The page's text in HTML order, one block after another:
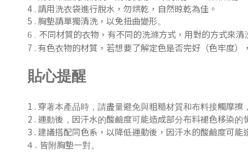
4 . 請用洗衣袋進行脫水，勿烘乾，自然晾乾為佳。
5 . 胸墊請單獨清洗，以免扭曲變形。
6 . 不同材質的衣物，有不同的洗滌方式，用對的方式來清
7 . 有色衣物的材質，若想要了解定色是否完好（色牢度
貼心提醒
1 . 穿著本產品時，請盡量避免與粗糙材質和布料接觸摩擦
2 . 運動後， 因汗水的酸鹼度可能造成部分布料褪色移染的
3 . 建議搭配同色系， 以降低運動後， 因汗水的酸鹼度可能
4 . 皆附胸墊一對。